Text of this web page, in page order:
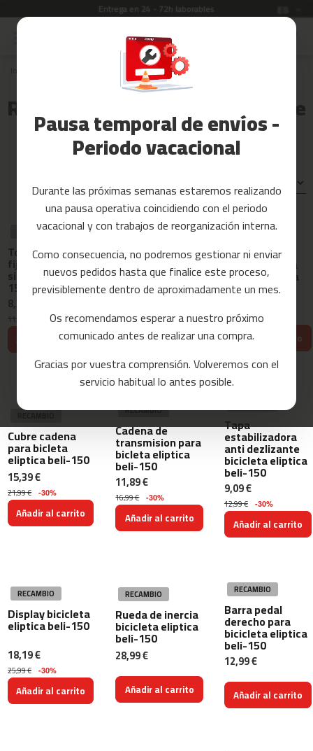
Pausa temporal de envíos -
Periodo vacacional
Durante las próximas semanas estaremos realizando
una pausa operativa coincidiendo con el periodo
vacacional y con trabajos de reorganización interna.
Como consecuencia, no podremos gestionar ni enviar
nuevos pedidos hasta que finalice este proceso,
previsiblemente dentro de aproximadamente un mes.
Os recomendamos esperar a nuestro próximo
comunicado antes de realizar una compra.
Gracias por vuestra comprensión. Volveremos con el
servicio habitual lo antes posible.
Garantía de 3 años
Yoga
regalo
Reacondicionados
r
e
r
m
c
8
0
9
0
m
-
1
0
0
BICICLETAS DE AIRE
Recambios para bicicletas de aire
RECAMBIO
Tornillo de
fijacion de altura
sillin para beli-
150
8,39 €
11,99 € -30%
Añadir al carrito
RECAMBIO
Esponja para
manillar beli-150
8,39 €
11,99 €
Añadir al carrito
RECAMBIO
Sensor de
velocidad para
bicleta eliptica
beli-150
Añadir al carrito
Cubre cadena
para bicleta
eliptica beli-150
15,39 €
21,99 € -30%
Añadir al carrito
RECAMBIO
Cadena de
transmision para
bicleta eliptica
beli-150
11,89 €
16,99 € -30%
Añadir al carrito
Tapa
estabilizadora
anti dezlizante
bicicleta eliptica
beli-150
9,09 €
12,99 € -30%
Añadir al carrito
RECAMBIO
Display bicicleta
eliptica beli-150
18,19 €
25,99 € -30%
Añadir al carrito
RECAMBIO
Rueda de inercia
bicicleta eliptica
beli-150
28,99 €
Añadir al carrito
RECAMBIO
Barra pedal
derecho para
bicicleta eliptica
beli-150
12,99 €
Añadir al carrito